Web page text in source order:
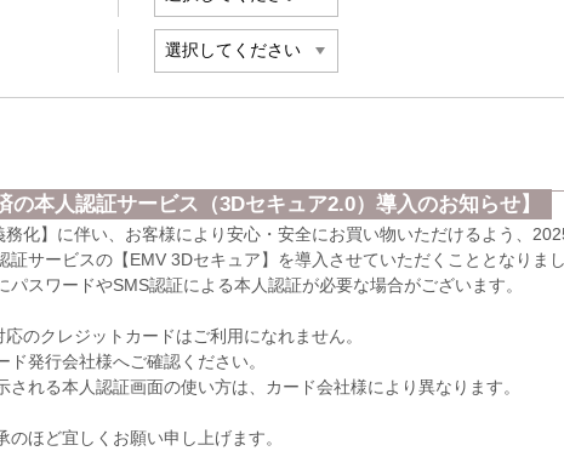
の本人認証サービス（3Dセキュア2.0）導入のお知らせ】
務化】に伴い、お客様により安心・安全にお買い物いただけるよう、
証サービスの【EMV 3Dセキュア】を導入させていただくこととなりまし
パスワードやSMS認証による本人認証が必要な場合がございます。
のクレジットカードはご利用になれません。
発行会社様へご確認ください。
れる本人認証画面の使い方は、カード会社様により異なります。
ほど宜しくお願い申し上げます。